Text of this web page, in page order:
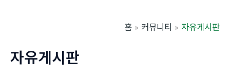
홈 커뮤니티 자유게시판
자유게시판